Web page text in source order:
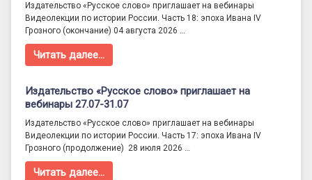
Издательство «Русское слово» приглашает на вебинары
Видеолекции по истории России. Часть 18: эпоха Ивана IV
Грозного (окончание) 04 августа 2026 …
Читать далее…
Издательство «Русское слово» приглашает на
вебинары 27.07-31.07
Издательство «Русское слово» приглашает на вебинары
Видеолекции по истории России. Часть 17: эпоха Ивана IV
Грозного (продолжение) 28 июля 2026 …
Читать далее…